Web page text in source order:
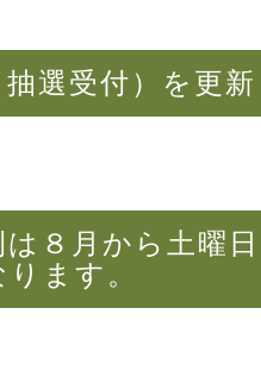
選受付）を更
８月から土曜
ます。